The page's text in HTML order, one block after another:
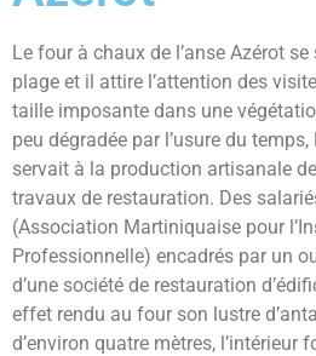
Le four à chaux de l’anse Azérot se
plage et il attire l’attention des
taille imposante dans une
peu dégradée par l’usure du
servait à la production artisanale
travaux de restauration. Des
(Association Martiniquaise pour
Professionnelle) encadrés par un
d’une société de restauration
effet rendu au four son lustre
d’environ quatre mètres, l’intérieur